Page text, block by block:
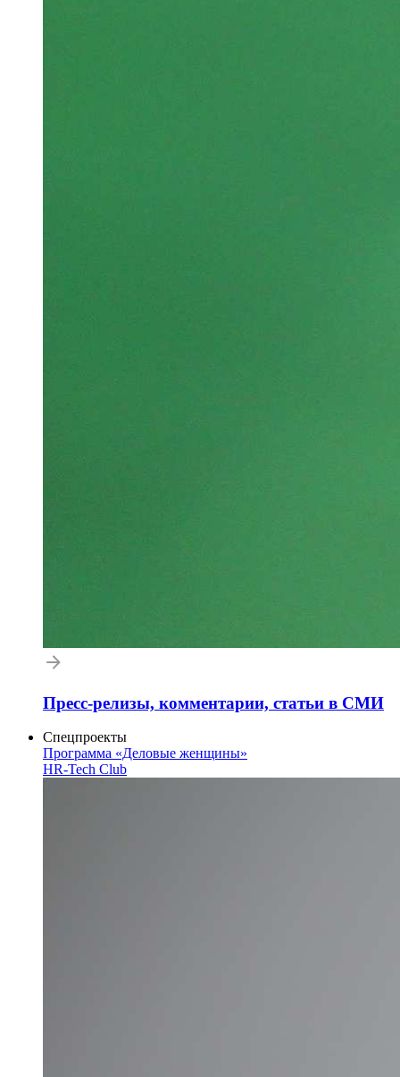
Пресс-релизы, комментарии, статьи в СМИ
Спецпроекты
Программа «Деловые женщины»
HR-Tech Club